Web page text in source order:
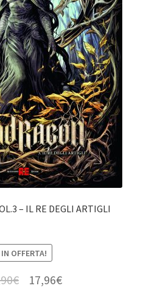
– IL RE DEGLI ARTIGLI
IN OFFERTA!
€ 17,96€